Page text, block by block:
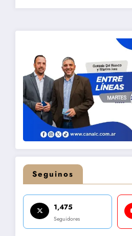
Seguinos
1,475
Seguidores